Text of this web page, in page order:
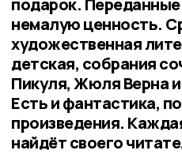
немалую ценность.
художественная
детская, собрания
Пикуля, Жюля Верна и
Есть и фантастика,
произведения.
найдёт своего